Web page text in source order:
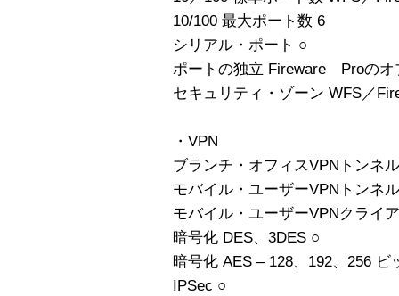
10/100 最大ポート数 6
シリアル・ポート ○
ポートの独立 Fireware Proのオ
セキュリティ・ゾーン WFS／
・VPN
ブランチ・オフィスVPNトンネ
モバイル・ユーザーVPNトンネ
モバイル・ユーザーVPNクライ
暗号化 DES、3DES ○
暗号化 AES – 128、192、256
IPSec ○